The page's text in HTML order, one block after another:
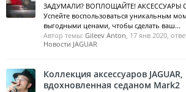
ЗАДУМАЛИ? ВОПЛОЩАЙТЕ! АКСЕССУАРЫ
Успейте воспользоваться уникальным
выгодными ценами, чтобы сделать ваш...
Автор темы: Gileev Anton, 17 янв 2020,
Новости JAGUAR
Коллекция аксессуаров JAGUAR,
вдохновленная седаном Mark2